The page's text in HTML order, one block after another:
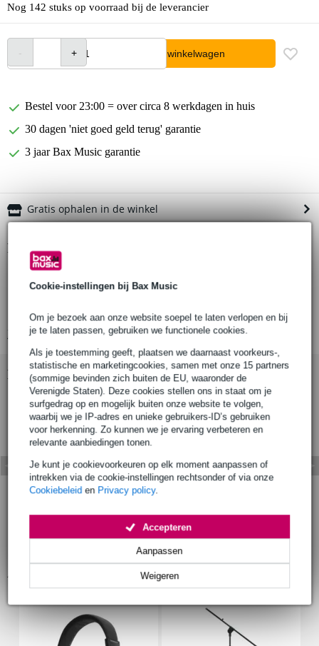
Cookie-instellingen bij Bax Music
Om je bezoek aan onze website soepel te laten verlopen en bij
je te laten passen, gebruiken we functionele cookies.
Als je toestemming geeft, plaatsen we daarnaast voorkeurs-,
statistische en marketingcookies, samen met onze 15 partners
(sommige bevinden zich buiten de EU, waaronder de
Verenigde Staten). Deze cookies stellen ons in staat om je
surfgedrag op en mogelijk buiten onze website te volgen,
waarbij we je IP-adres en unieke gebruikers-ID’s gebruiken
voor herkenning. Zo kunnen we je ervaring verbeteren en
relevante aanbiedingen tonen.
Je kunt je cookievoorkeuren op elk moment aanpassen of
intrekken via de cookie-instellingen rechtsonder of via onze
Cookiebeleid en Privacy policy.
Weigeren
Aanpassen
Accepteren
Nog 142 stuks op voorraad bij de leverancier
In winkelwagen
Bestel voor 23:00 = over circa 8 werkdagen in huis
30 dagen 'niet goed geld terug' garantie
3 jaar Bax Music garantie
Gratis ophalen in de winkel
Productinformatie
double-door flightcase
materiaal: roto molded polyethyleen
ondiep ontwerp
Bekijk alle productspecificaties
Bekijk ook eens (3)